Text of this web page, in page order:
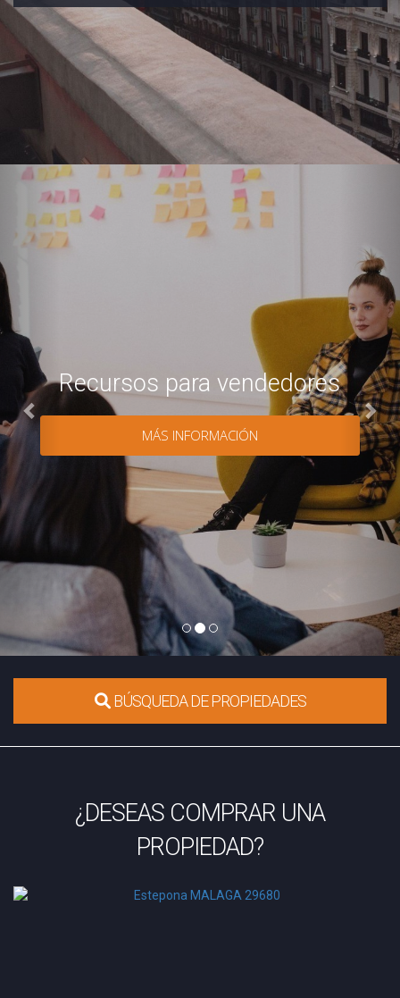
Recursos para vendedores
MÁS INFORMACIÓN
BÚSQUEDA DE PROPIEDADES
¿DESEAS COMPRAR UNA
PROPIEDAD?